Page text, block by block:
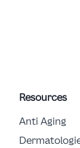
Resources
Anti Aging